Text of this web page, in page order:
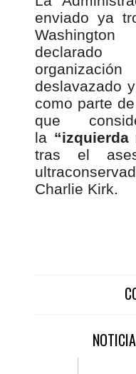
enviado ya
deslavazado
como parte
que
la “izquierda
tras el
Charlie Kirk.